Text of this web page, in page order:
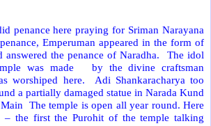
penance here praying for Sriman Narayana
Emperuman appeared in the form of
answered the penance of Naradha. The idol
was made by the divine craftsman
worshiped here. Adi Shankaracharya too
a partially damaged statue in Narada Kund
The temple is open all year round. Here
– the first the Purohit of the temple talking